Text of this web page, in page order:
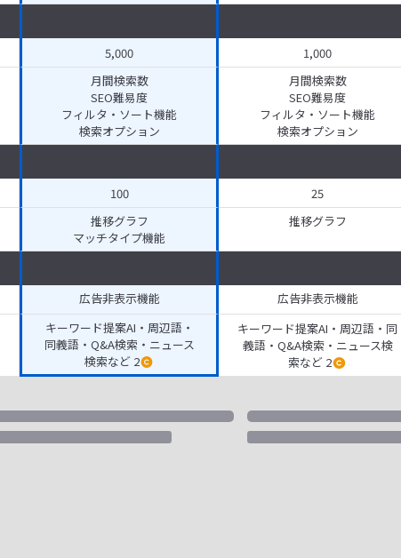
5,000 1,000
月間検索数
SEO難易度
フィルタ・ソート機能
検索オプション
月間検索数
SEO難易度
フィルタ・ソート機能
検索オプション
100 25
推移グラフ
マッチタイプ機能
推移グラフ
広告非表示機能 広告非表示機能
キーワード提案AI・周辺語・
同義語・Q&A検索・ニュース
検索など 2
キーワード提案AI・周辺語・同
義語・Q&A検索・ニュース検
索など 2